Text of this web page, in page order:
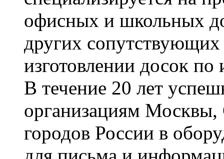
офисных и школьных
других сопутствующих
изготовлении досок по
В течение 20 лет
организациям Москвы,
городов России в